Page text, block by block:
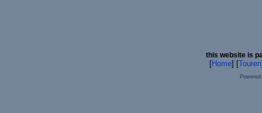
this website is
[Home] [Touren